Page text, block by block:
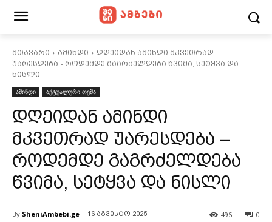
მთავარი ამინდი
დღეიდან ამინდი მკვეთრად
უარესდება - როდემდე გაგრძელდება წვიმა, სეტყვა და
ნისლი
ამინდი
აქტუალური თემა
დღეიდან ამინდი
მკვეთრად უარესდება –
როდემდე გაგრძელდება
წვიმა, სეტყვა და ნისლი
By SheniAmbebi.ge 16 აგვისტო 2025 0
496